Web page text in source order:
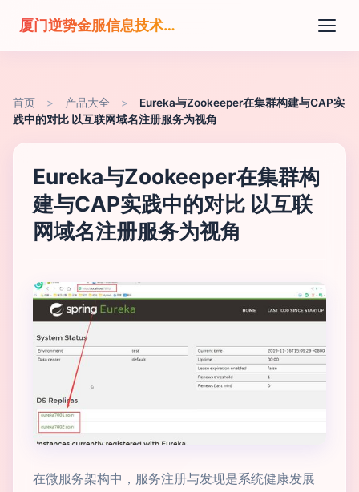
厦门逆势金服信息技术有限公司
首页 > 产品大全 >
Eureka与Zookeeper在集群构建与CAP实
践中的对比 以互联网域名注册服务为视角
Eureka与Zookeeper在集群构
建与CAP实践中的对比 以互联
网域名注册服务为视角
在微服务架构中，服务注册与发现是系统健康发展